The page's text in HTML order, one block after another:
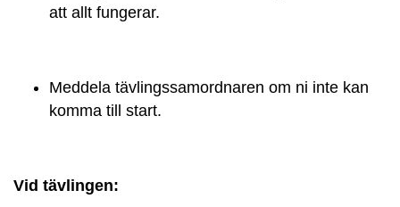
att allt fungerar.
Meddela tävlingssamordnaren om ni inte kan
komma till start.
Vid tävlingen: